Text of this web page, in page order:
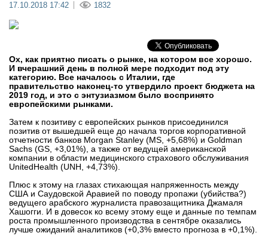
Дайджесты
Мероприятия
Новости
Интервью
вконтакте
Стать автором
Вход
17.10.2018 17:42
1832
Ох, как приятно писать о рынке, на котором все хорошо.
И вчерашний день в полной мере подходит под эту
категорию. Все началось с Италии, где
правительство наконец-то утвердило проект бюджета на
2019 год, и это с энтузиазмом было воспринято
европейскими рынками.
Затем к позитиву с европейских рынков присоединился
позитив от вышедшей еще до начала торгов корпоративной
отчетности банков Morgan Stanley (MS, +5,68%) и Goldman
Sachs (GS, +3,01%), а также от ведущей американской
компании в области медицинского страхового обслуживания
UnitedHealth (UNH, +4,73%).
Плюс к этому на глазах стихающая напряженность между
США и Саудовской Аравией по поводу пропажи (убийства?)
ведущего арабского журналиста правозащитника Джамаля
Хашогги. И в довесок ко всему этому еще и данные по темпам
роста промышленного производства в сентябре оказались
лучше ожиданий аналитиков (+0,3% вместо прогноза в +0,1%).